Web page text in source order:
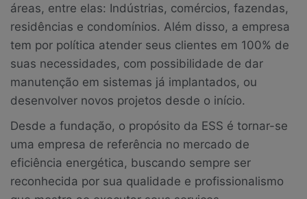
áreas, entre elas: Indústrias, comércios, fazendas,
residências e condomínios. Além disso, a empresa
tem por política atender seus clientes em 100% de
suas necessidades, com possibilidade de dar
manutenção em sistemas já implantados, ou
desenvolver novos projetos desde o início.
Desde a fundação, o propósito da ESS é tornar-se
uma empresa de referência no mercado de
eficiência energética, buscando sempre ser
reconhecida por sua qualidade e profissionalismo